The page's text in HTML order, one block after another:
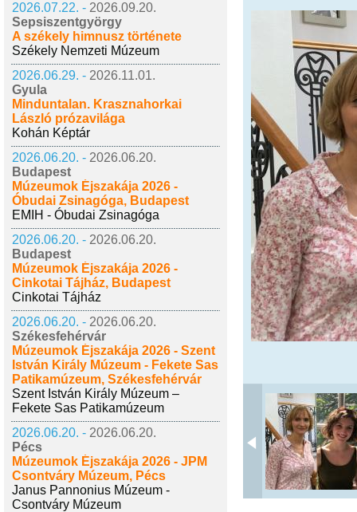
2026.07.22. - 2026.09.20.
Sepsiszentgyörgy
A székely himnusz története
Székely Nemzeti Múzeum
2026.06.29. - 2026.11.01.
Gyula
Minduntalan. Krasznahorkai
László prózavilága
Kohán Képtár
2026.06.20. - 2026.06.20.
Budapest
Múzeumok Éjszakája 2026 -
Óbudai Zsinagóga, Budapest
EMIH - Óbudai Zsinagóga
2026.06.20. - 2026.06.20.
Budapest
Múzeumok Éjszakája 2026 -
Cinkotai Tájház, Budapest
Cinkotai Tájház
2026.06.20. - 2026.06.20.
Székesfehérvár
Múzeumok Éjszakája 2026 - Szent
István Király Múzeum - Fekete Sas
Patikamúzeum, Székesfehérvár
Szent István Király Múzeum –
Fekete Sas Patikamúzeum
2026.06.20. - 2026.06.20.
Pécs
Múzeumok Éjszakája 2026 - JPM
Csontváry Múzeum, Pécs
Janus Pannonius Múzeum -
Csontváry Múzeum